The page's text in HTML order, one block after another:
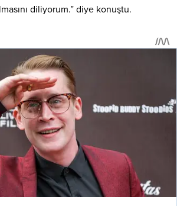
diliyorum.” diye konuştu.